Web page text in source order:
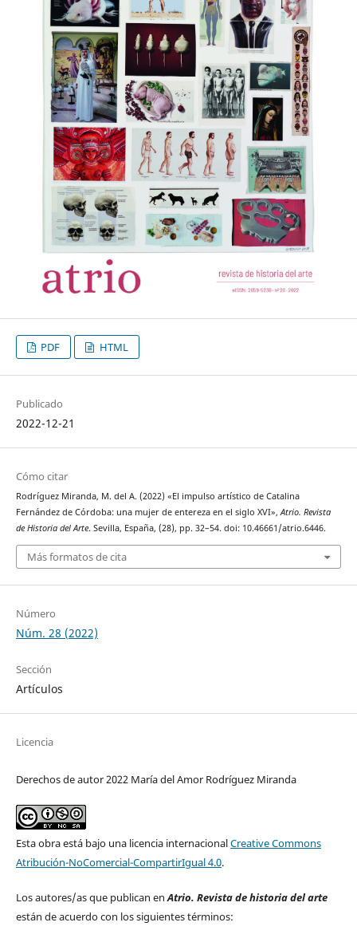
PDF HTML
Publicado
2022-12-21
Cómo citar
Rodríguez Miranda, M. del A. (2022) «El impulso artístico de Catalina
Fernández de Córdoba: una mujer de entereza en el siglo XVI»,Atrio. Revista
de Historia del Arte. Sevilla, España, (28), pp. 32–54. doi: 10.46661/atrio.6446.
Más formatos de cita
Número
Núm. 28 (2022)
Sección
Artículos
Licencia
Derechos de autor 2022 María del Amor Rodríguez Miranda
Esta obra está bajo una licencia internacionalCreative Commons
Atribución-NoComercial-CompartirIgual 4.0.
Los autores/as que publican enAtrio. Revista de historia del arte
están de acuerdo con los siguientes términos: